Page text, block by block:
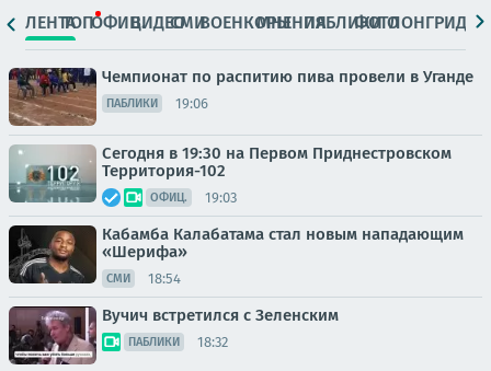
ЛЕНТАТОПОФИЦ.ВИДЕОСМИВОЕНКОРЫМНЕНИЯПАБЛИКИ
ФОТОЛОНГРИДЫ
Чемпионат по распитию пива провели в Уганде
ПАБЛИКИ 19:06
Сегодня в 19:30 на Первом Приднестровском
Территория-102
ОФИЦ. 19:03
Кабамба Калабатама стал новым нападающим
«Шерифа»
СМИ 18:54
Вучич встретился с Зеленским
ПАБЛИКИ 18:32